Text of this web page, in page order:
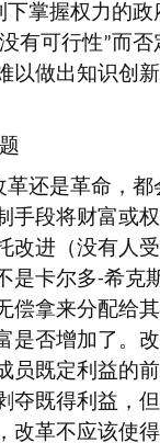
掌握权力的
有可行性”而否
做出知识创
还是革命，
段将财富或
进（没有人
是卡尔多-希克
拿来分配给
否增加了。
既定利益的
既得利益，
革不应该使